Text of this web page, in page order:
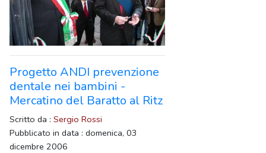
Progetto ANDI prevenzione
dentale nei bambini -
Mercatino del Baratto al Ritz
Scritto da : Sergio Rossi
Pubblicato in data : domenica, 03
dicembre 2006